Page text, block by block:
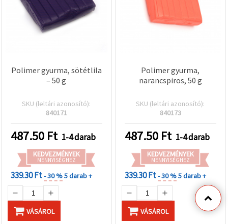
Polimer gyurma, sötétlila
– 50 g
SKU (leltári azonosító):
840171
487.50 Ft 1-4 darab
KEDVEZMÉNYEK
MENNYISÉGHEZ
339.30 Ft- 30 %5 darab +
VÁSÁROL
Polimer gyurma,
narancspiros, 50 g
SKU (leltári azonosító):
840173
487.50 Ft 1-4 darab
KEDVEZMÉNYEK
MENNYISÉGHEZ
339.30 Ft- 30 %5 darab +
VÁSÁROL